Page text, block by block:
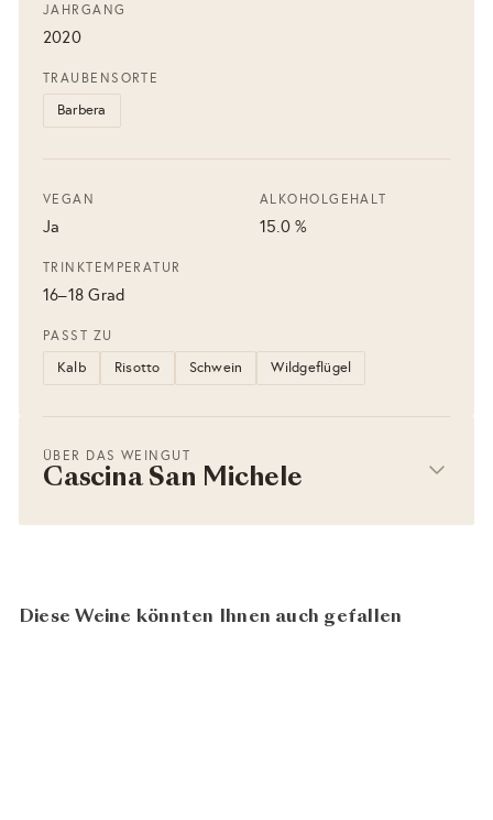
JAHRGANG
2020
TRAUBENSORTE
Barbera
VEGAN
Ja
ALKOHOLGEHALT
15.0 %
TRINKTEMPERATUR
16–18 Grad
PASST ZU
Kalb Risotto Schwein Wildgeflügel
ÜBER DAS WEINGUT
Cascina San Michele
Diese Weine könnten Ihnen auch gefallen